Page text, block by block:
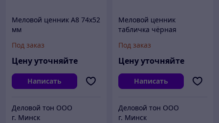
Меловой ценник А8 74х52
мм
Под заказ
Цену уточняйте
Написать
Деловой тон ООО
г. Минск
Меловой ценник
табличка чёрная
Под заказ
Цену уточняйте
Написать
Деловой тон ООО
г. Минск